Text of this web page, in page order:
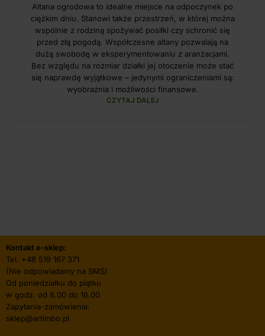
Altana ogrodowa to idealne miejsce na odpoczynek po
ciężkim dniu. Stanowi także przestrzeń, w której można
wspólnie z rodziną spożywać posiłki czy schronić się
przed złą pogodą. Współczesne altany pozwalają na
dużą swobodę w eksperymentowaniu z aranżacjami.
Bez względu na rozmiar działki jej otoczenie może stać
się naprawdę wyjątkowe – jedynymi ograniczeniami są:
wyobraźnia i możliwości finansowe.
CZYTAJ DALEJ
Kontakt e-sklep:
Tel. +48 519 167 371
(Nie odpowiadamy na SMS)
Od poniedziałku do piątku
w godz. od 8.00 do 16.00
Zapytania-zamówienia:
sklep@artimbo.pl